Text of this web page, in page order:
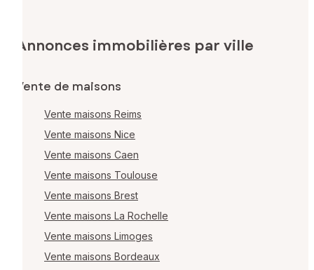
Annonces immobilières par ville
Vente de maisons
Vente maisons Reims
Vente maisons Nice
Vente maisons Caen
Vente maisons Toulouse
Vente maisons Brest
Vente maisons La Rochelle
Vente maisons Limoges
Vente maisons Bordeaux